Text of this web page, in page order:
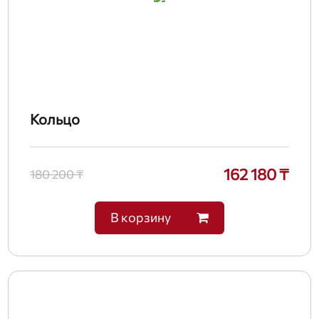
Кольцо
180 200 ₸ 162 180 ₸
В корзину